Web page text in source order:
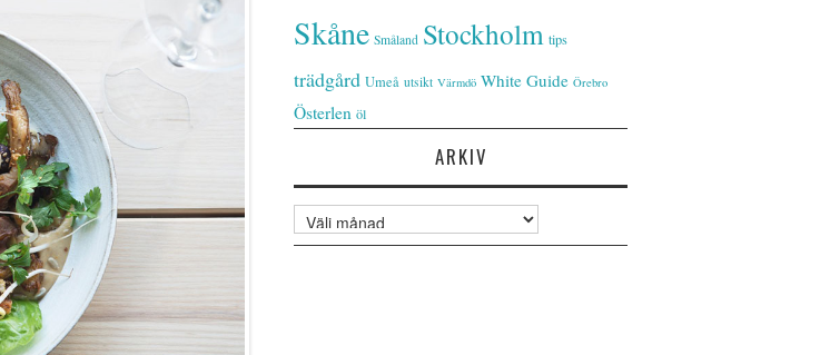
Skåne Småland Stockholm tips
trädgård Umeå utsikt Värmdö White Guide Örebro
Österlen öl
ARKIV
Arkiv